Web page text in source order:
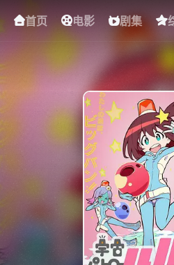
首页 电影 剧集
下载客户端